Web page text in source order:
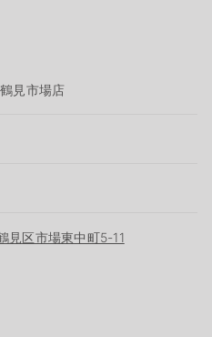
見市場店
見区市場東中町5-11